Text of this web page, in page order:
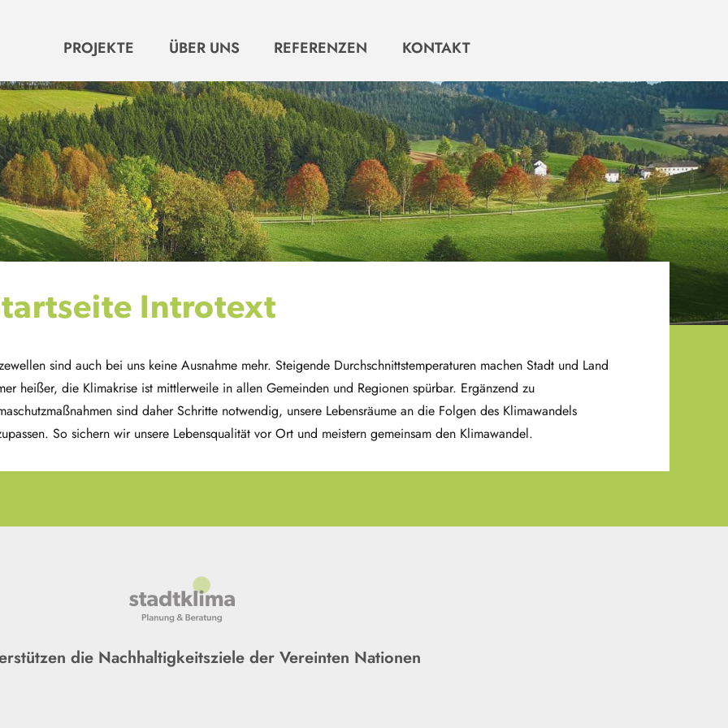
PROJEKTE ÜBER UNS REFERENZEN KONTAKT
Introtext
sind auch bei uns keine Ausnahme mehr. Steigende Durchschnittstemperaturen machen Stadt und Land
heißer, die Klimakrise ist mittlerweile in allen Gemeinden und Regionen spürbar. Ergänzend zu
sind daher Schritte notwendig, unsere Lebensräume an die Folgen des Klimawandels
So sichern wir unsere Lebensqualität vor Ort und meistern gemeinsam den Klimawandel.
die Nachhaltigkeitsziele der Vereinten Nationen